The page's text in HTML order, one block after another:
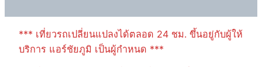
*** เที่ยวรถเปลี่ยนแปลงได้ตลอด 24 ชม. ขึ้นอยู่กับผู้ให้
บริการ แอร์ชัยภูมิ เป็นผู้กำหนด ***